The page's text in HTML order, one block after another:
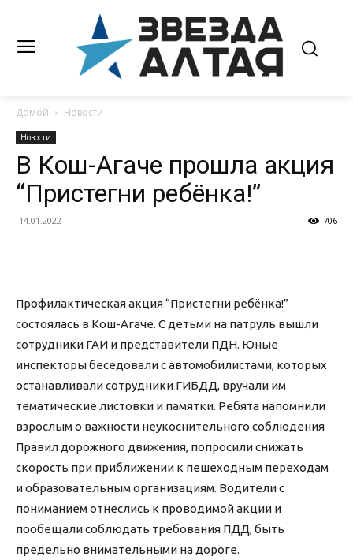
Домой Новости
Новости
В Кош-Агаче прошла акция
“Пристегни ребёнка!”
14.01.2022 706
Профилактическая акция “Пристегни ребёнка!”
состоялась в Кош-Агаче. С детьми на патруль вышли
сотрудники ГАИ и представители ПДН. Юные
инспекторы беседовали с автомобилистами, которых
останавливали сотрудники ГИБДД, вручали им
тематические листовки и памятки. Ребята напомнили
взрослым о важности неукоснительного соблюдения
Правил дорожного движения, попросили снижать
скорость при приближении к пешеходным переходам
и образовательным организациям. Водители с
пониманием отнеслись к проводимой акции и
пообещали соблюдать требования ПДД, быть
предельно внимательными на дороге.